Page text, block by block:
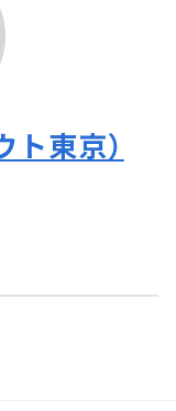
東京）